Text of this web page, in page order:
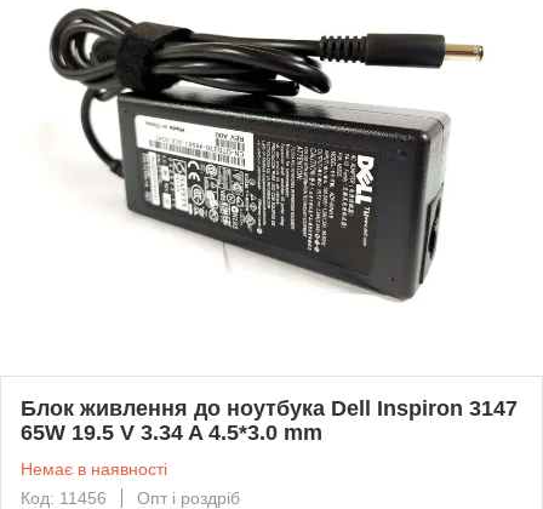
Блок живлення до ноутбука Dell Inspiron 3147
65W 19.5 V 3.34 A 4.5*3.0 mm
Немає в наявності
Код: 11456
Опт і роздріб